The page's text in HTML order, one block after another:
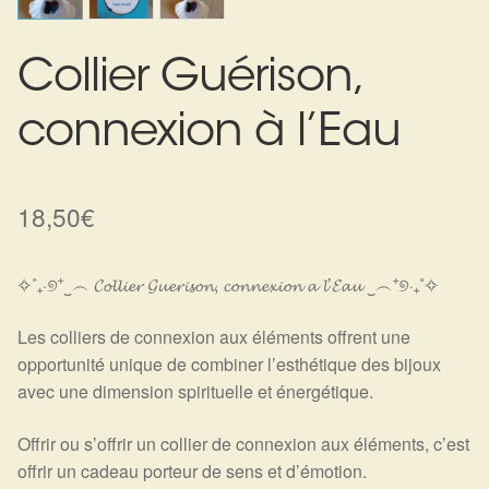
Harmonisation des lieux
Soin beauté
Sels de bain
Cadeaux de naissance
Ésotérisme : les pratiques spirituelles du monde invisible
Collier Guérison,
connexion à l’Eau
18,50€
✧˚₊‧୭⁺‿︵ 𝓒𝓸𝓵𝓵𝓲𝓮𝓻 𝓖𝓾𝓮𝓻𝓲𝓼𝓸𝓷, 𝓬𝓸𝓷𝓷𝓮𝔁𝓲𝓸𝓷 𝓪 𝓵’𝓔𝓪𝓾 ‿︵⁺୭‧₊˚✧
Les colliers de connexion aux éléments offrent une
opportunité unique de combiner l’esthétique des bijoux
avec une dimension spirituelle et énergétique.
Offrir ou s’offrir un collier de connexion aux éléments, c’est
offrir un cadeau porteur de sens et d’émotion.